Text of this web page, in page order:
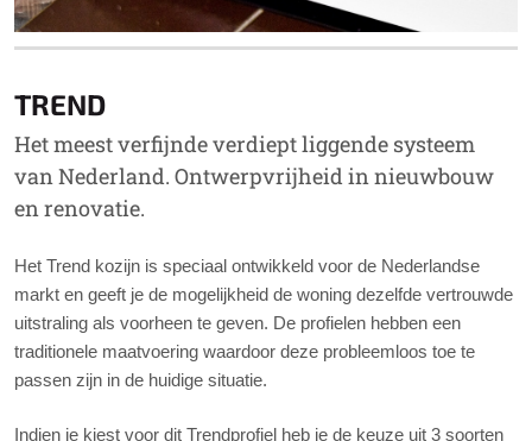
TREND
Het meest verfijnde verdiept liggende systeem
van Nederland. Ontwerpvrijheid in nieuwbouw
en renovatie.
Het Trend kozijn is speciaal ontwikkeld voor de Nederlandse
markt en geeft je de mogelijkheid de woning dezelfde vertrouwde
uitstraling als voorheen te geven. De profielen hebben een
traditionele maatvoering waardoor deze probleemloos toe te
passen zijn in de huidige situatie.
Indien je kiest voor dit Trendprofiel heb je de keuze uit 3 soorten